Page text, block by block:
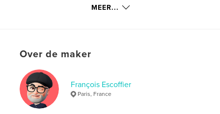
ISBN
Paperback: 9798347676767
Datum publiceren:nov 11, 2024
TaalFrench
MEER...
Over de maker
François Escoffier
Paris, France